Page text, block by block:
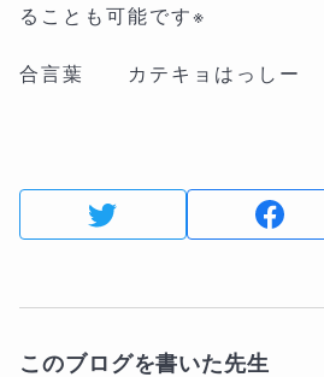
ることも可能です※
合言葉 カテキョはっしー
このブログを書いた先生